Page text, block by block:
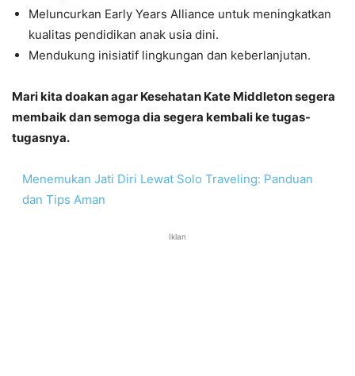
Meluncurkan Early Years Alliance untuk meningkatkan
kualitas pendidikan anak usia dini.
Mendukung inisiatif lingkungan dan keberlanjutan.
Mari kita doakan agar Kesehatan Kate Middleton segera
membaik dan semoga dia segera kembali ke tugas-
tugasnya.
Menemukan Jati Diri Lewat Solo Traveling: Panduan
dan Tips Aman
Iklan